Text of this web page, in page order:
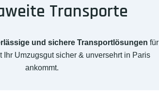
Transporte
und sichere Transportlösungen für
Ihr Umzugsgut sicher & unversehrt in Paris
ankommt.